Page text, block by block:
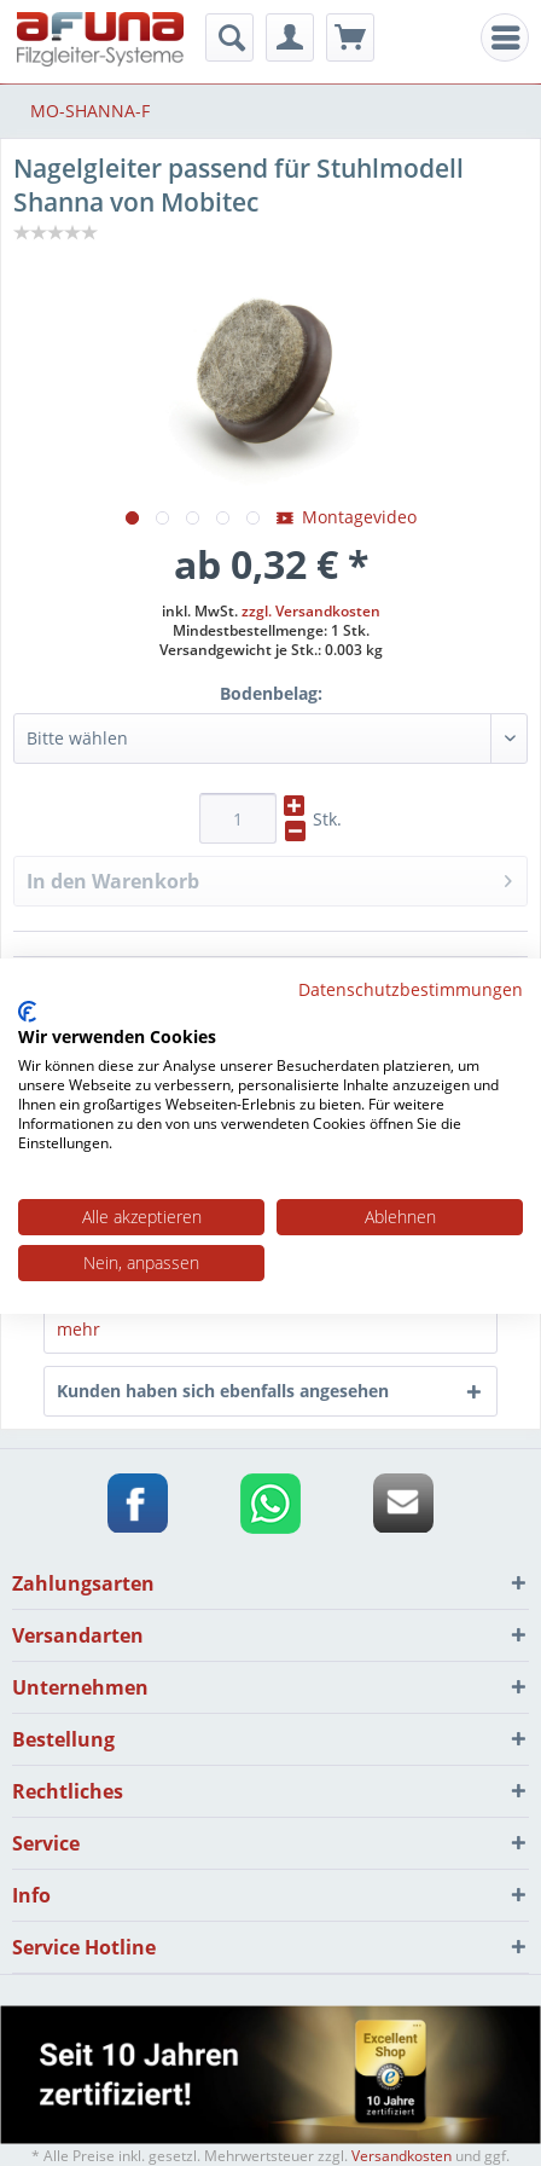
MO-SHANNA-F
Nagelgleiter passend für Stuhlmodell
Shanna von Mobitec
Montagevideo
ab 0,32 € *
inkl. MwSt.zzgl. Versandkosten
Mindestbestellmenge: 1 Stk.
Versandgewicht je Stk.: 0.003 kg
Bodenbelag:
Stk.
In den Warenkorb
Datenblatt drucken
Beschreibung
Stuhlgleiter für Stuhl Shanna mit Holzgestell Unsere
Nagelgleiter sind mit 20 mm Durchmesser...
Trusted Shops Bewertungen
mehr
Kunden haben sich ebenfalls angesehen
Zahlungsarten
Versandarten
Unternehmen
Bestellung
Rechtliches
Service
Info
Service Hotline
* Alle Preise inkl. gesetzl. Mehrwertsteuer zzgl. Versandkosten und ggf.
Datenschutzbestimmungen
Wir verwenden Cookies
Wir können diese zur Analyse unserer Besucherdaten platzieren, um
unsere Webseite zu verbessern, personalisierte Inhalte anzuzeigen und
Ihnen ein großartiges Webseiten-Erlebnis zu bieten. Für weitere
Informationen zu den von uns verwendeten Cookies öffnen Sie die
Einstellungen.
Alle akzeptieren
Ablehnen
Nein, anpassen